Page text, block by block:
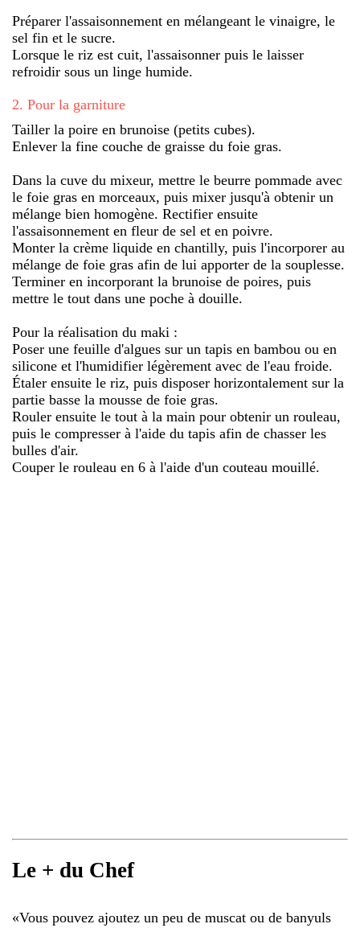
Préparer l'assaisonnement en mélangeant le vinaigre, le
sel fin et le sucre.
Lorsque le riz est cuit, l'assaisonner puis le laisser
refroidir sous un linge humide.
2. Pour la garniture
Tailler la poire en brunoise (petits cubes).
Enlever la fine couche de graisse du foie gras.
Dans la cuve du mixeur, mettre le beurre pommade avec
le foie gras en morceaux, puis mixer jusqu'à obtenir un
mélange bien homogène. Rectifier ensuite
l'assaisonnement en fleur de sel et en poivre.
Monter la crème liquide en chantilly, puis l'incorporer au
mélange de foie gras afin de lui apporter de la souplesse.
Terminer en incorporant la brunoise de poires, puis
mettre le tout dans une poche à douille.
Pour la réalisation du maki :
Poser une feuille d'algues sur un tapis en bambou ou en
silicone et l'humidifier légèrement avec de l'eau froide.
Étaler ensuite le riz, puis disposer horizontalement sur la
partie basse la mousse de foie gras.
Rouler ensuite le tout à la main pour obtenir un rouleau,
puis le compresser à l'aide du tapis afin de chasser les
bulles d'air.
Couper le rouleau en 6 à l'aide d'un couteau mouillé.
Le + du Chef
«Vous pouvez ajoutez un peu de muscat ou de banyuls